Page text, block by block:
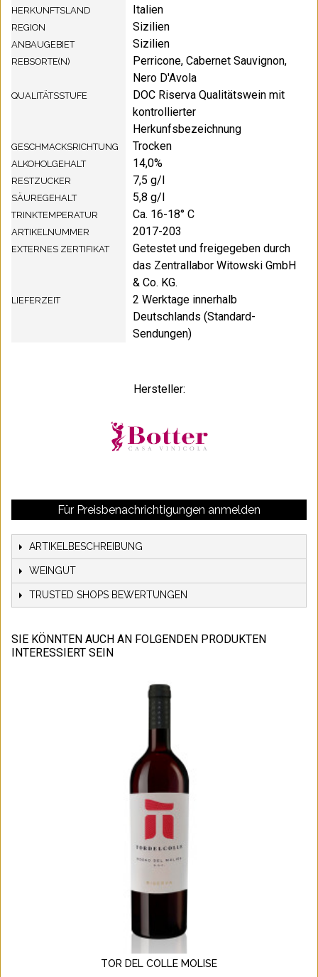
HERKUNFTSLAND Italien
REGION Sizilien
ANBAUGEBIET Sizilien
REBSORTE(N)
Perricone, Cabernet Sauvignon,
Nero D'Avola
QUALITÄTSSTUFE
DOC Riserva Qualitätswein mit
kontrollierter
Herkunfsbezeichnung
GESCHMACKSRICHTUNG Trocken
ALKOHOLGEHALT 14,0%
RESTZUCKER 7,5 g/l
SÄUREGEHALT 5,8 g/l
TRINKTEMPERATUR Ca. 16-18° C
ARTIKELNUMMER 2017-203
EXTERNES ZERTIFIKAT
Getestet und freigegeben durch
das Zentrallabor Witowski GmbH
& Co. KG.
LIEFERZEIT
2 Werktage innerhalb
Deutschlands (Standard-
Sendungen)
Hersteller:
Für Preisbenachrichtigungen anmelden
ARTIKELBESCHREIBUNG
WEINGUT
TRUSTED SHOPS BEWERTUNGEN
SIE KÖNNTEN AUCH AN FOLGENDEN PRODUKTEN
INTERESSIERT SEIN
TOR DEL COLLE MOLISE